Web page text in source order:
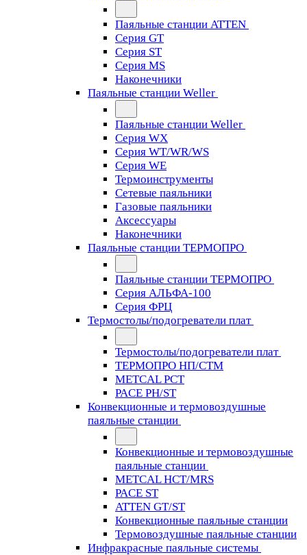
Паяльные станции ATTEN
Серия GT
Серия ST
Серия MS
Наконечники
Паяльные станции Weller
Паяльные станции Weller
Серия WX
Серия WT/WR/WS
Серия WE
Термоинструменты
Сетевые паяльники
Газовые паяльники
Аксессуары
Наконечники
Паяльные станции ТЕРМОПРО
Паяльные станции ТЕРМОПРО
Серия АЛЬФА-100
Серия ФРЦ
Термостолы/подогреватели плат
Термостолы/подогреватели плат
ТЕРМОПРО НП/СТМ
METCAL PCT
PACE PH/ST
Конвекционные и термовоздушные
паяльные станции
Конвекционные и термовоздушные
паяльные станции
METCAL HCT/MRS
PACE ST
ATTEN GT/ST
Конвекционные паяльные станции
Термовоздушные паяльные станции
Инфракрасные паяльные системы